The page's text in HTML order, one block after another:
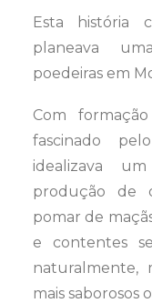
Esta história
planeava
poedeiras em
Com
fascinado
idealizava
produção de
pomar de
e contentes
naturalmente,
mais saborosos